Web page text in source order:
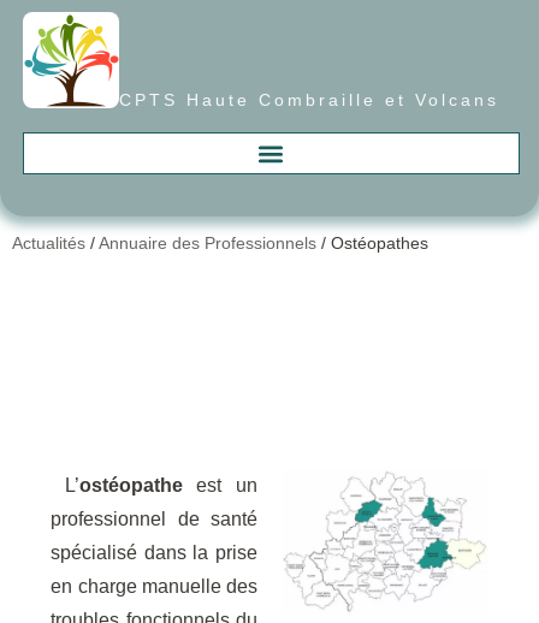
CPTS Haute Combraille et Volcans
Actualités /Annuaire des Professionnels / Ostéopathes
L’ostéopatheest un
professionnel de santé
spécialisé dans la prise
en charge manuelle des